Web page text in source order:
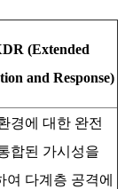
(Extended
and Response)
경에 대한 완전
합된 가시성을
여 다계층 공격에